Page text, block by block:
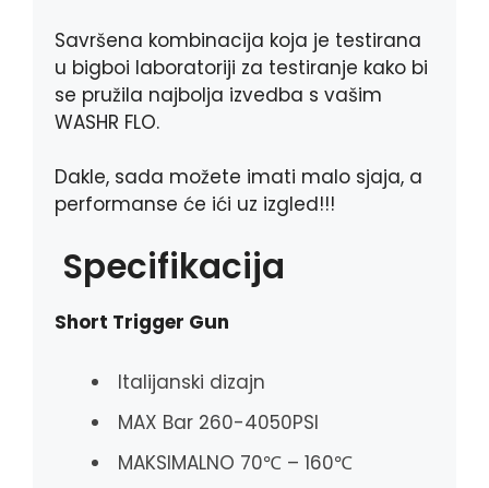
Savršena kombinacija koja je testirana
u bigboi laboratoriji za testiranje kako bi
se pružila najbolja izvedba s vašim
WASHR FLO.
Dakle, sada možete imati malo sjaja, a
performanse će ići uz izgled!!!
Specifikacija
Short Trigger Gun
Italijanski dizajn
MAX Bar 260-4050PSI
MAKSIMALNO 70℃ – 160℃